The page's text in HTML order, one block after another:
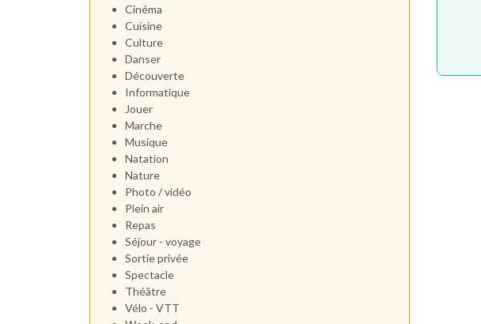
Cinéma
Cuisine
Culture
Danser
Découverte
Informatique
Jouer
Marche
Musique
Natation
Nature
Photo / vidéo
Plein air
Repas
Séjour - voyage
Sortie privée
Spectacle
Théâtre
Vélo - VTT